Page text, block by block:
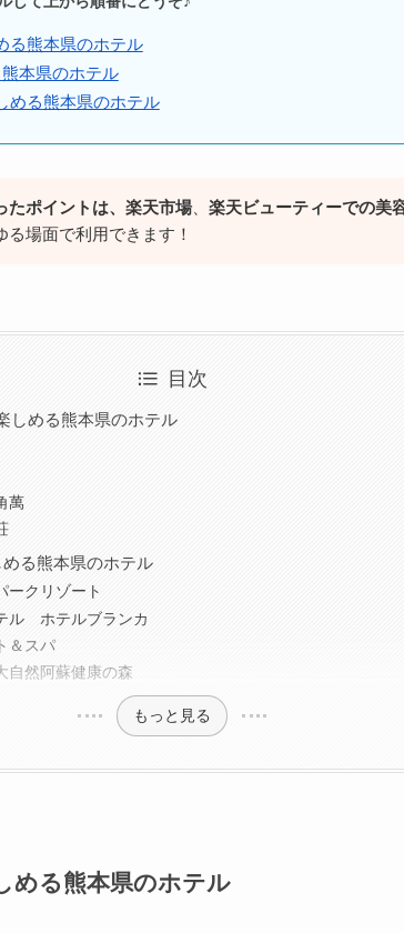
る熊本県のホテル
本県のホテル
める熊本県のホテル
たポイントは、楽天市場、 楽天ビューティーでの美
る場面で利用できます！
目次
しめる熊本県のホテル
萬
める熊本県のホテル
クリゾート
ル ホテルブランカ
＆スパ
然阿蘇健康の森
もっと見る
める熊本県のホテル